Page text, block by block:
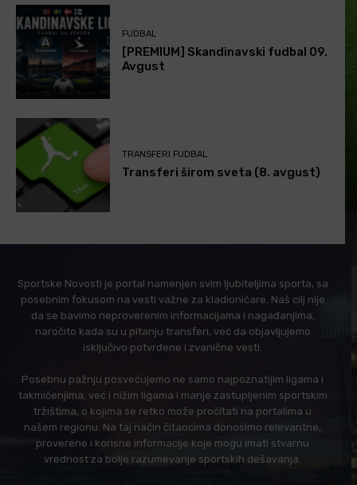
FUDBAL
[PREMIUM] Skandinavski fudbal 09.
Avgust
TRANSFERI FUDBAL
Transferi širom sveta (8. avgust)
Sportske Novosti je portal namenjen svim ljubiteljima sporta, sa
posebnim fokusom na vesti važne za kladioničare. Naš cilj nije
da se bavimo neproverenim informacijama i nagađanjima,
naročito kada su u pitanju transferi, već da objavljujemo
isključivo potvrđene i zvanične vesti.
Posebnu pažnju posvećujemo ne samo najpoznatijim ligama i
takmičenjima, već i nižim ligama i manje zastupljenim sportskim
tržištima, o kojima se retko može pročitati na portalima u
našem regionu. Na taj način čitaocima donosimo relevantne,
proverene i korisne informacije koje mogu imati stvarnu
vrednost za bolje razumevanje sportskih dešavanja.